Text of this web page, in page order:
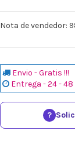
Nota de vendedor:
Envio - Gratis !!!
Entrega - 24 - 48
?